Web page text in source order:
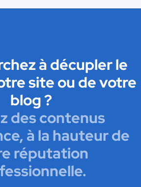
à décupler le
site ou de votre
blog ?
des contenus
à la hauteur de
réputation